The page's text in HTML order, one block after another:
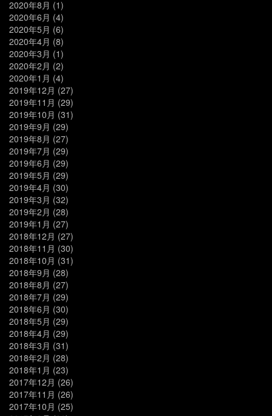
2020年8月 (1)
2020年6月 (4)
2020年5月 (6)
2020年4月 (8)
2020年3月 (1)
2020年2月 (2)
2020年1月 (4)
2019年12月 (27)
2019年11月 (29)
2019年10月 (31)
2019年9月 (29)
2019年8月 (27)
2019年7月 (29)
2019年6月 (29)
2019年5月 (29)
2019年4月 (30)
2019年3月 (32)
2019年2月 (28)
2019年1月 (27)
2018年12月 (27)
2018年11月 (30)
2018年10月 (31)
2018年9月 (28)
2018年8月 (27)
2018年7月 (29)
2018年6月 (30)
2018年5月 (29)
2018年4月 (29)
2018年3月 (31)
2018年2月 (28)
2018年1月 (23)
2017年12月 (26)
2017年11月 (26)
2017年10月 (25)